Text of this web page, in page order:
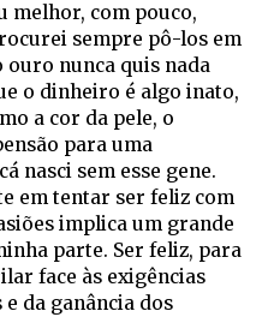
melhor, com pouco,
sempre pô-los em
ouro nunca quis nada
o dinheiro é algo inato,
a cor da pele, o
para uma
nasci sem esse gene.
em tentar ser feliz com
implica um grande
parte. Ser feliz, para
face às exigências
da ganância dos